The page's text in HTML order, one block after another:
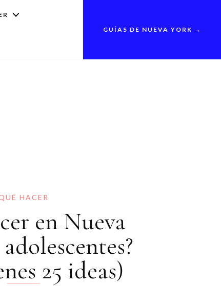
GUÍAS DE NUEVA YORK →
HACER
en Nueva
25 ideas)